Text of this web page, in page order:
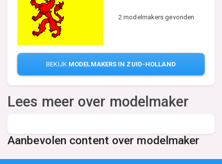
2 modelmakers gevonden
BEKIJK MODELMAKERS IN ZUID-HOLLAND
Lees meer over modelmaker
Aanbevolen content over modelmaker